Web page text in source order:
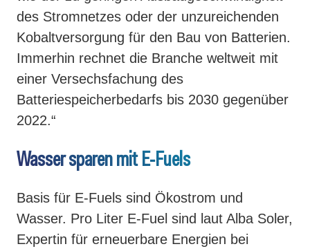
des Stromnetzes oder der unzureichenden
Kobaltversorgung für den Bau von Batterien.
Immerhin rechnet die Branche weltweit mit
einer Versechsfachung des
Batteriespeicherbedarfs bis 2030 gegenüber
2022.“
Wasser sparen mit E-Fuels
Basis für E-Fuels sind Ökostrom und
Wasser. Pro Liter E-Fuel sind laut Alba Soler,
Expertin für erneuerbare Energien bei